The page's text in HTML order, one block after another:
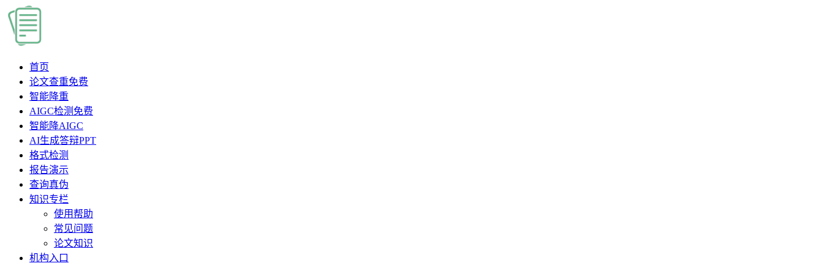
首页
论文查重免费
智能降重
AIGC检测 免费
智能降AIGC
AI生成答辩PPT
格式检测
报告演示
查询真伪
知识专栏
使用帮助
常见问题
论文知识
机构入口